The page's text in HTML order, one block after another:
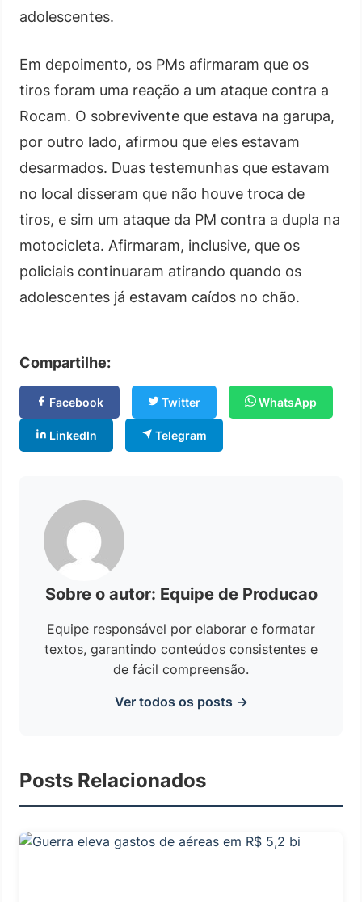
adolescentes.
Em depoimento, os PMs afirmaram que os
tiros foram uma reação a um ataque contra a
Rocam. O sobrevivente que estava na garupa,
por outro lado, afirmou que eles estavam
desarmados. Duas testemunhas que estavam
no local disseram que não houve troca de
tiros, e sim um ataque da PM contra a dupla na
motocicleta. Afirmaram, inclusive, que os
policiais continuaram atirando quando os
adolescentes já estavam caídos no chão.
Compartilhe:
Facebook Twitter WhatsApp
LinkedIn Telegram
Sobre o autor: Equipe de Producao
Equipe responsável por elaborar e formatar
textos, garantindo conteúdos consistentes e
de fácil compreensão.
Ver todos os posts →
Posts Relacionados